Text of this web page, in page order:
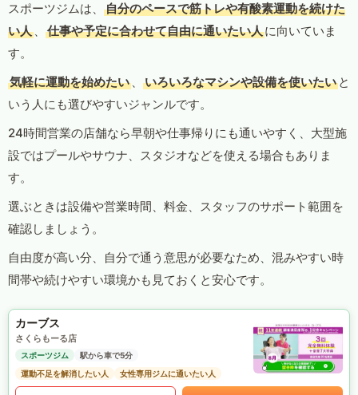
スポーツジムは、
自分のペースで筋トレや有酸素運動を続けた
い人 、 仕事や予定に合わせて自由に通いたい人に向いていま
す。
気軽に運動を始めたい 、 いろいろなマシンや設備を使いたい と
いう人にも選びやすいジャンルです。
24時間営業の店舗なら早朝や仕事帰りにも通いやすく、大型施
設ではプールやサウナ、スタジオなどを使える場合もありま
す。
選ぶときは設備や営業時間、料金、スタッフのサポート範囲を
確認しましょう。
自由度が高い分、自分で通う意思が必要なため、混みやすい時
間帯や続けやすい環境かも見ておくと安心です。
カーブス
さくらもーる店
スポーツジム
駅から車で5分
運動不足を解消したい人
女性専用ジムに通いたい人